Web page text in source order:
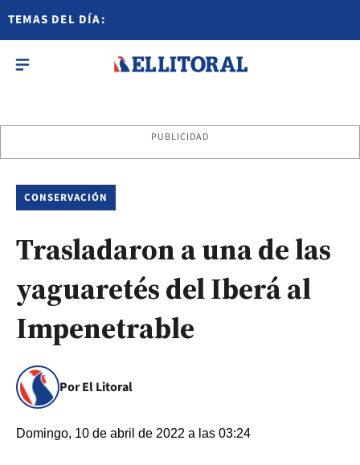
TEMAS DEL DÍA:
PUBLICIDAD
CONSERVACIÓN
Trasladaron a una de las
yaguaretés del Iberá al
Impenetrable
Por El Litoral
Domingo, 10 de abril de 2022 a las 03:24